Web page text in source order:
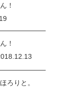
！
！
ろりと。